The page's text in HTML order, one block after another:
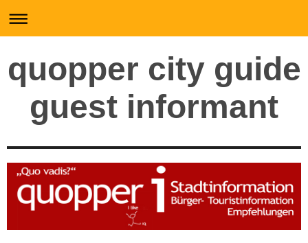
quopper city guide
guest informant